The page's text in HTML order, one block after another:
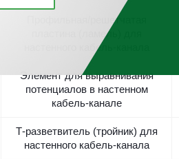
Профильная/решетчатая
пластина (ламель) для
настенного кабель-канала
Элемент для выравнивания
потенциалов в настенном
кабель-канале
Т-разветвитель (тройник) для
настенного кабель-канала